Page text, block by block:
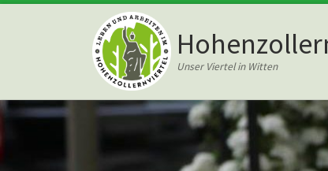
Zum Inhalt springen
Unser Viertel in Witten